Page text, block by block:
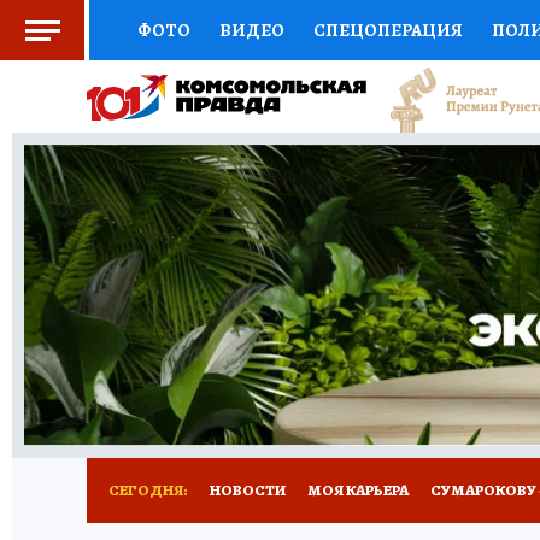
ФОТО ВИДЕО СПЕЦОПЕРАЦИЯ
СОЦПОДДЕРЖКА НАУКА АФИША
ВЫБОР ЭКСПЕРТОВ ДОКТОР
КНИЖНАЯ ПОЛКА ПРОГНОЗЫ НА СПОРТ
ПРЕСС-ЦЕНТР НЕДВИЖИМОСТЬ
РАДИО КП РЕКЛАМА ТЕСТЫ НОВОЕ
СЕГОДНЯ: НОВОСТИ МОЯ КАРЬЕРА СУМАРОКОВУ